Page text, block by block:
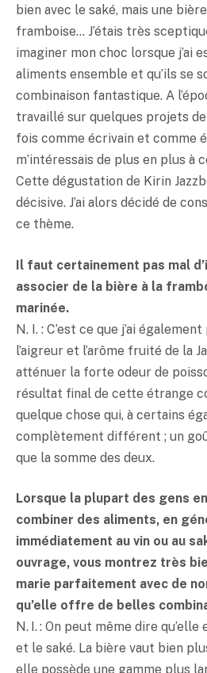
bien avec le saké, mais une
framboise… J’étais très
imaginer mon choc lorsque j’ai
aliments ensemble et qu’ils se
combinaison fantastique. A
travaillé sur quelques projets
fois comme écrivain et comme
m’intéressais de plus en plus à
Cette dégustation de Kirin
décisive. J’ai alors décidé de
ce thème.
Il faut certainement pas mal
associer de la bière à la
marinée.
N. I. : C’est ce que j’ai
l’aigreur et l’arôme fruité de la
atténuer la forte odeur de
résultat final de cette étrange
quelque chose qui, à certains
complètement différent ; un
que la somme des deux.
Lorsque la plupart des gens
combiner des aliments, en
immédiatement au vin ou au
ouvrage, vous montrez très
marie parfaitement avec de
qu’elle offre de belles
N. I. : On peut même dire
et le saké. La bière vaut bien
elle possède une gamme plus